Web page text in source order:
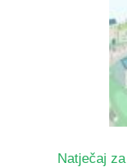
Natječaj